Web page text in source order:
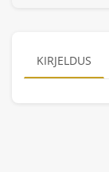
KIRJELDUS